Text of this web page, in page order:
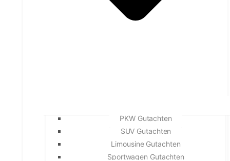
PKW Gutachten
SUV Gutachten
Limousine Gutachten
Sportwagen Gutachten